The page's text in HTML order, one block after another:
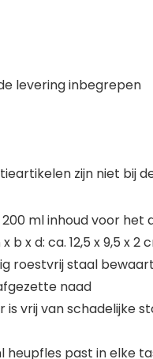
levering inbegrepen
zijn niet bij
ml inhoud voor
x d: ca. 12,5 x 9,5 x 2
roestvrij staal
naad
is vrij van schadelijke
heupfles past in elke